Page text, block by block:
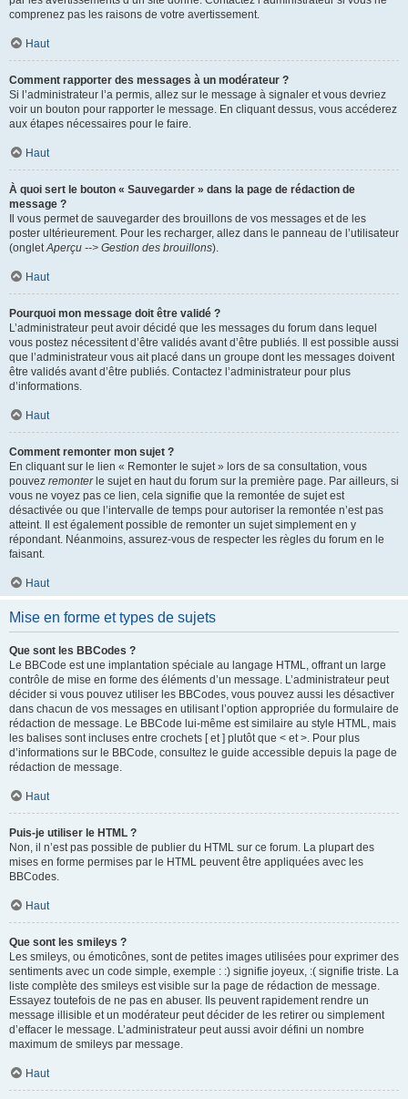
comprenez pas les raisons de votre avertissement.
Haut
Comment rapporter des messages à un modérateur ?
Si l’administrateur l’a permis, allez sur le message à signaler et vous devriez
voir un bouton pour rapporter le message. En cliquant dessus, vous accéderez
aux étapes nécessaires pour le faire.
Haut
À quoi sert le bouton « Sauvegarder » dans la page de rédaction de
message ?
Il vous permet de sauvegarder des brouillons de vos messages et de les
poster ultérieurement. Pour les recharger, allez dans le panneau de l’utilisateur
(ongletAperçu --> Gestion des brouillons).
Haut
Pourquoi mon message doit être validé ?
L’administrateur peut avoir décidé que les messages du forum dans lequel
vous postez nécessitent d’être validés avant d’être publiés. Il est possible aussi
que l’administrateur vous ait placé dans un groupe dont les messages doivent
être validés avant d’être publiés. Contactez l’administrateur pour plus
d’informations.
Haut
Comment remonter mon sujet ?
En cliquant sur le lien « Remonter le sujet » lors de sa consultation, vous
pouvez remonterle sujet en haut du forum sur la première page. Par ailleurs, si
vous ne voyez pas ce lien, cela signifie que la remontée de sujet est
désactivée ou que l’intervalle de temps pour autoriser la remontée n’est pas
atteint. Il est également possible de remonter un sujet simplement en y
répondant. Néanmoins, assurez-vous de respecter les règles du forum en le
faisant.
Haut
Mise en forme et types de sujets
Que sont les BBCodes ?
Le BBCode est une implantation spéciale au langage HTML, offrant un large
contrôle de mise en forme des éléments d’un message. L’administrateur peut
décider si vous pouvez utiliser les BBCodes, vous pouvez aussi les désactiver
dans chacun de vos messages en utilisant l’option appropriée du formulaire de
rédaction de message. Le BBCode lui-même est similaire au style HTML, mais
les balises sont incluses entre crochets [ et ] plutôt que < et >. Pour plus
d’informations sur le BBCode, consultez le guide accessible depuis la page de
rédaction de message.
Haut
Puis-je utiliser le HTML ?
Non, il n’est pas possible de publier du HTML sur ce forum. La plupart des
mises en forme permises par le HTML peuvent être appliquées avec les
BBCodes.
Haut
Que sont les smileys ?
Les smileys, ou émoticônes, sont de petites images utilisées pour exprimer des
sentiments avec un code simple, exemple : :) signifie joyeux, :( signifie triste. La
liste complète des smileys est visible sur la page de rédaction de message.
Essayez toutefois de ne pas en abuser. Ils peuvent rapidement rendre un
message illisible et un modérateur peut décider de les retirer ou simplement
d’effacer le message. L’administrateur peut aussi avoir défini un nombre
maximum de smileys par message.
Haut